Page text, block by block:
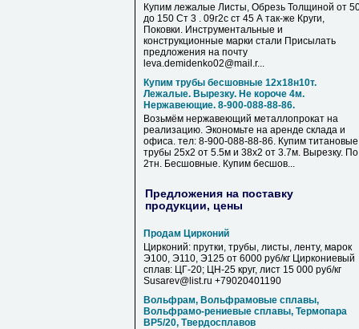
Купим лежалые Листы, Обрезь Толщиной от
до 150 Ст 3 . 09г2с ст 45 А так-же Круги,
Поковки. Инструментальные и
конструкционные марки стали Присылать
предложения на почту
leva.demidenko02@mail.r...
Купим трубы бесшовные 12х18н10т.
Лежалые. Вырезку. Не короче 4м.
Нержавеющие. 8-900-088-88-86.
Возьмём нержавеющий металлопрокат на
реализацию. Экономьте на аренде склада и
офиса. тел: 8-900-088-88-86. Купим титановые
трубы 25х2 от 5.5м и 38х2 от 3.7м. Вырезку. По
2тн. Бесшовные. Купим бесшов...
Предложения на поставку
продукции, цены
Продам Цирконий
Цирконий: прутки, трубы, листы, ленту, марок
Э100, Э110, Э125 от 6000 руб/кг Циркониевый
сплав: ЦГ-20; ЦН-25 круг, лист 15 000 руб/кг
Susarev@list.ru +79020401190
Вольфрам, Вольфрамовые сплавы,
Вольфрамо-рениевые сплавы, Термопара
ВР5/20, Твердосплавов